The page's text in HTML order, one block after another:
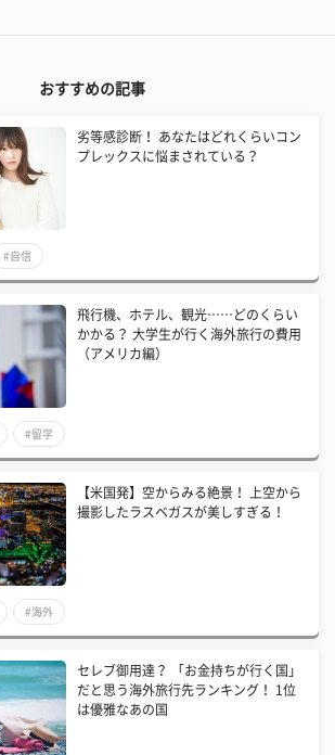
おすすめの記事
劣等感診断！ あなたはどれくらいコン
プレックスに悩まされている？
#自信
飛行機、ホテル、観光……どのくらい
かかる？ 大学生が行く海外旅行の費用
（アメリカ編）
#留学
【米国発】空からみる絶景！ 上空から
撮影したラスベガスが美しすぎる！
#海外
​セレブ御用達？ 「お金持ちが行く国」
だと思う海外旅行先ランキング！ 1位
は優雅なあの国